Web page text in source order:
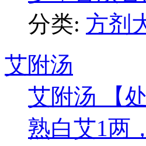
分类: 方剂
艾附汤
艾附汤 【
熟白艾1两